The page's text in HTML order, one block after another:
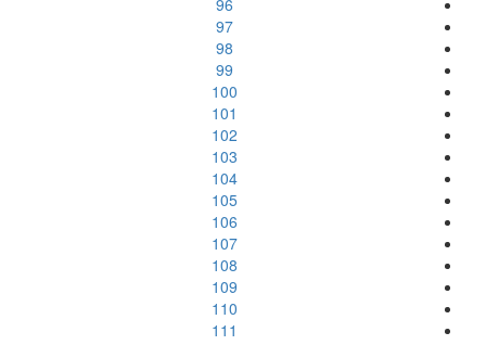
96
97
98
99
100
101
102
103
104
105
106
107
108
109
110
111